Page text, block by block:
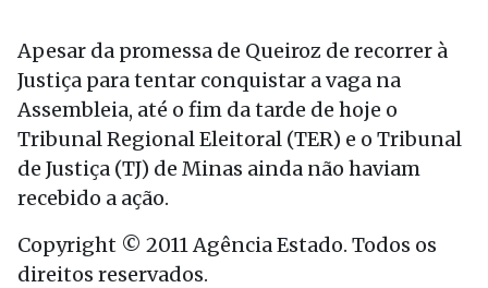
Apesar da promessa de Queiroz de recorrer à
Justiça para tentar conquistar a vaga na
Assembleia, até o fim da tarde de hoje o
Tribunal Regional Eleitoral (TER) e o Tribunal
de Justiça (TJ) de Minas ainda não haviam
recebido a ação.
Copyright © 2011 Agência Estado. Todos os
direitos reservados.